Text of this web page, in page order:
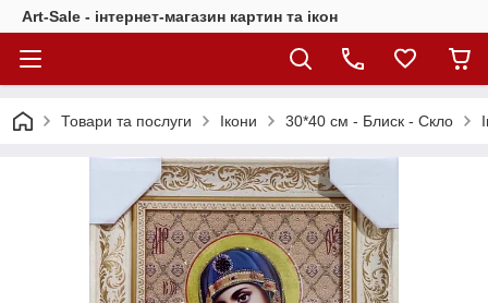
Art-Sale - інтернет-магазин картин та ікон
Товари та послуги Ікони 30*40 см - Блиск - Скло